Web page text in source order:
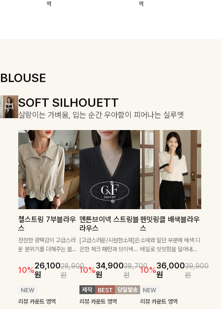
스에요🖤
역
할 수 있어요🤍
역
BLOUSE
SOFT SILHOUETT
살랑이는 가벼움, 입는 순간 우아함이 피어나는 실루엣
첼스트링 7부블라우
스
잔잔한 광택감이 고급스러
운 분위기를 더해주는 블라
프릴 밑단이 자연스럽게 실
루엣을 살려주며, 여유로운
스러운 무드를 완성해준답
니다 🤍
10%26,100
원
28,900
원
리뷰 카운트 영역
맨튼브이넥 스트링블
라우스
[고급스러운/시원한소재]은
은한 체크 패턴과 브이넥으
로 고급스러운 디테일을 넣
었으며 밑단스트링으로 핏
을 더욱 깔끔하게 잡아주는
블라우스예요 :)
10%34,900
원
38,700
원
리뷰 카운트 영역
펜밋링클 배색블라우
스
소매와 밑단 부분에 배색 디
테일로 밋밋함을 덜어내고
클 소재로 구김 걱정없이 즐
길 수 있는 블라우스랍니
10%36,000
원
39,900
원
리뷰 카운트 영역
COZY ESSENTIAL
매일의 일상을 부드럽게 감싸줄 니트 컬렉션
론클디 브이넥니트
부드럽게 몸을 감싸는 니트
짜임으로 편안한 착용감을
더해드리며 여유 있게 떨어
여리여리한 실루엣을 완성
해드려요 ✨ 단독은 물론 다
게 매치되는 데일리 니트랍
니다
10%원
원
리뷰 카운트 영역
칠스트라이프 카라7
부니트
[골드버튼/클래식무드🤍]
스트라이프 패턴으로 데일
이템입니다 카라넥 디자인
으로 깔끔한 이미지로 만들
어 주는 7부 니트입니다 ~
10%31,900
원
35,400
원
리뷰 카운트 영역
셀드펜던트 7부니트
넉넉한 핏으로 편하게 착용
가능한 심플&베이직 무드의
니트!레터리 펜던트로 고급
어요:D
10% 원
원
리뷰 카운트 영역
DOUBLE THE JOY
함께할 때 더욱 완벽한, 합리적인 선택으로 채우는 즐거움
필첸체크 스트링블라
우스+플레어스커트
SET
[활용도 좋은 투피스]은은한
테일이 어우러진 투피스 세
트입니다. 여유로운 상의와
풍성하게 퍼지는 롱스커트가
론, 단품으로도 다양하게 활
42,900
원
49,800
특스트라이프 링클원
피스+스트링자켓
SET
가볍고 시원한 링클 원피스
성되어 코디 고민 없이 완성
도 높은 스타일링을 연출해
주는 아이템 🤍 따로 또 같
이 활용하기 좋아 실용적이
며, 스트링 디테일로 다양한
69,900
원
79,400
원
헨틴링클 날개티셔츠
+치마바지SET
[텐션감↑/구김↓]가볍게
입기만 해도 코디가 완성되
럽게 퍼지는 프릴 날개 소매
가 우아한 포인트를 더해드
립니다💕 잔잔한 링클 텍스
처 소재와 편안한 허리밴딩
으로 하루 종일 산뜻하고 쾌
12%29,900
원
33,900
원
리뷰 카운트 영역